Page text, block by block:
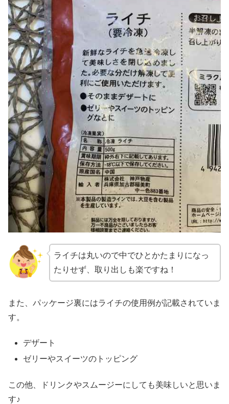
ライチは丸いので中でひとかたまりになっ
たりせず、取り出しも楽ですね！
また、パッケージ裏にはライチの使用例が記載されていま
す。
デザート
ゼリーやスイーツのトッピング
この他、ドリンクやスムージーにしても美味しいと思いま
す♪